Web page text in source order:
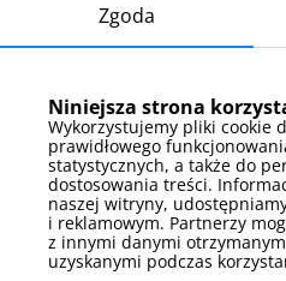
Pokaż więcej
rozkładana sofa
dwuosobowa
Pokaż więcej
Media
telewizor
Zgoda
Niniejsza strona
Wykorzystujemy pliki cookie
prawidłowego
statystycznych, a także do
dostosowania treści.
naszej witryny,
i reklamowym. Partnerzy
z innymi danymi
uzyskanymi podczas